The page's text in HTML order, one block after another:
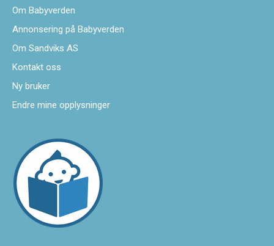
Om Babyverden
Annonsering på Babyverden
Om Sandviks AS
Kontakt oss
Ny bruker
Endre mine opplysninger